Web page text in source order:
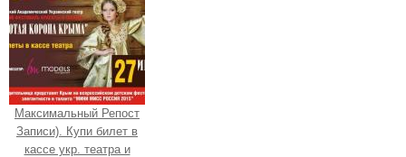
Максимальный Репост
Записи). Купи билет в
кассе укр. театра и